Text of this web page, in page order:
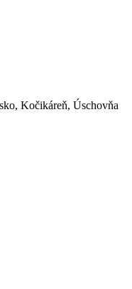
Kočikáreň, Úschovňa